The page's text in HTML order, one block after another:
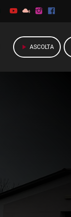
play_arrow ASCOLTA